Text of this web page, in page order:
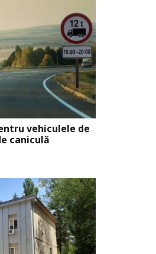
vehiculele de
caniculă